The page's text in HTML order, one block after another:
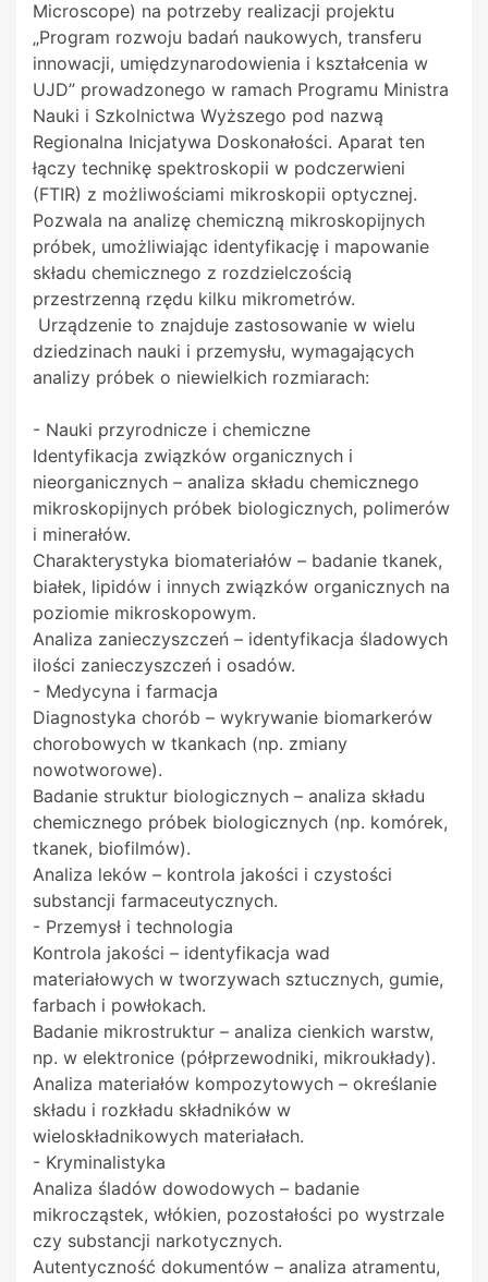
Microscope) na potrzeby realizacji projektu
„Program rozwoju badań naukowych, transferu
innowacji, umiędzynarodowienia i kształcenia w
UJD” prowadzonego w ramach Programu Ministra
Nauki i Szkolnictwa Wyższego pod nazwą
Regionalna Inicjatywa Doskonałości. Aparat ten
łączy technikę spektroskopii w podczerwieni
(FTIR) z możliwościami mikroskopii optycznej.
Pozwala na analizę chemiczną mikroskopijnych
próbek, umożliwiając identyfikację i mapowanie
składu chemicznego z rozdzielczością
przestrzenną rzędu kilku mikrometrów.
Urządzenie to znajduje zastosowanie w wielu
dziedzinach nauki i przemysłu, wymagających
analizy próbek o niewielkich rozmiarach:
- Nauki przyrodnicze i chemiczne
Identyfikacja związków organicznych i
nieorganicznych – analiza składu chemicznego
mikroskopijnych próbek biologicznych, polimerów
i minerałów.
Charakterystyka biomateriałów – badanie tkanek,
białek, lipidów i innych związków organicznych na
poziomie mikroskopowym.
Analiza zanieczyszczeń – identyfikacja śladowych
ilości zanieczyszczeń i osadów.
- Medycyna i farmacja
Diagnostyka chorób – wykrywanie biomarkerów
chorobowych w tkankach (np. zmiany
nowotworowe).
Badanie struktur biologicznych – analiza składu
chemicznego próbek biologicznych (np. komórek,
tkanek, biofilmów).
Analiza leków – kontrola jakości i czystości
substancji farmaceutycznych.
- Przemysł i technologia
Kontrola jakości – identyfikacja wad
materiałowych w tworzywach sztucznych, gumie,
farbach i powłokach.
Badanie mikrostruktur – analiza cienkich warstw,
np. w elektronice (półprzewodniki, mikroukłady).
Analiza materiałów kompozytowych – określanie
składu i rozkładu składników w
wieloskładnikowych materiałach.
- Kryminalistyka
Analiza śladów dowodowych – badanie
mikrocząstek, włókien, pozostałości po wystrzale
czy substancji narkotycznych.
Autentyczność dokumentów – analiza atramentu,